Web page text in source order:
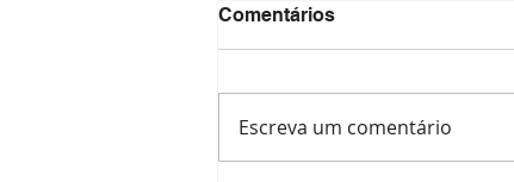
Comentários
Escreva um comentário